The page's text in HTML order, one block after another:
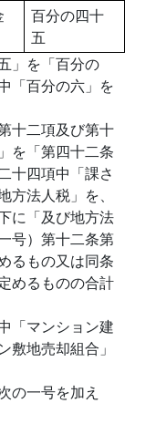
百分の四十
五
」を「百分の
「百分の六」を
十二項及び第十
を「第四十二条
十四項中「課さ
法人税」を、
に「及び地方法
号）第十二条第
るもの又は同条
めるものの合計
「マンション建
敷地売却組合」
の一号を加え